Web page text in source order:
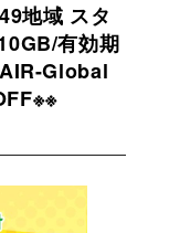
地域 スタ
有効期
Global